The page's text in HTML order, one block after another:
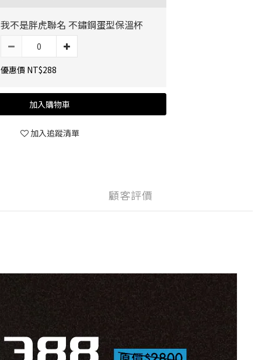
我不是胖虎聯名 不鏽鋼蛋型保溫杯
優惠價 NT$288
加入購物車
加入追蹤清單
顧客評價